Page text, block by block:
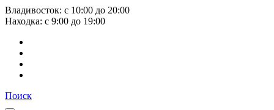
Владивосток: с 10:00 до 20:00
Находка: с 9:00 до 19:00
Поиск